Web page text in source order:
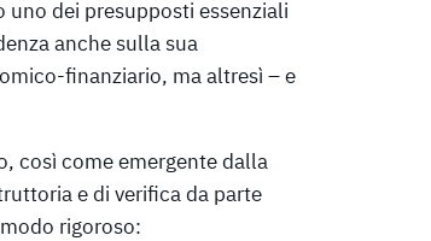
dei presupposti essenziali
anche sulla sua
finanziario, ma altresì – e
così come emergente dalla
e di verifica da parte
rigoroso: